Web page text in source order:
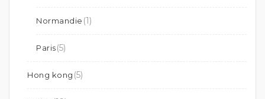
Normandie (1)
Paris(5)
Hong kong (5)